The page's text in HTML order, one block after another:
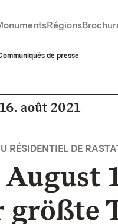
Régions
de presse
août 2021
RÉSIDENTIEL DE
August
größte